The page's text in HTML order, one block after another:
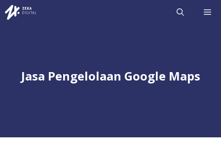
Langsung
Jasa Pengelolaan Google Maps